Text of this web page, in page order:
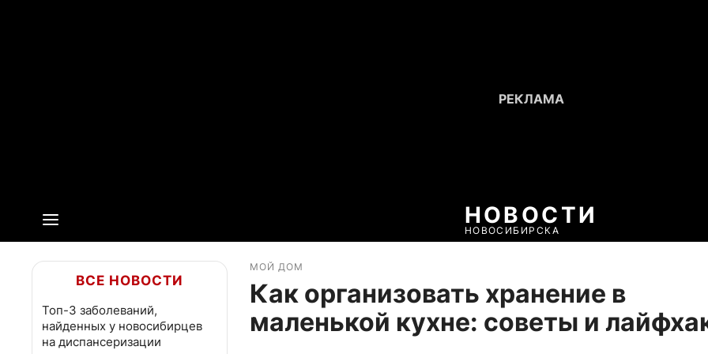
НОВОСТИ
НОВОСИБИРСКА
ВСЕ НОВОСТИ
Топ-3 заболеваний,
найденных у новосибирцев
на диспансеризации
МОЙ ДОМ
Как организовать хранение в
маленькой кухне: советы и